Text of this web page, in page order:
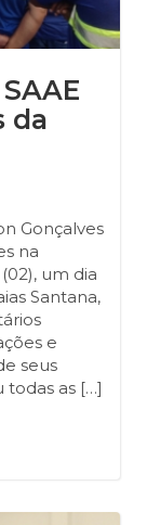
da
Gonçalves
na
um dia
Santana,
e
seus
todas as […]